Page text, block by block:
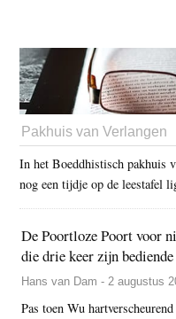
Pakhuis van Verlangen
In het Boeddhistisch pakhuis
nog een tijdje op de leestafel
De Poortloze Poort voor
die drie keer zijn
Hans van Dam - 2 augustus
Pas toen Wu